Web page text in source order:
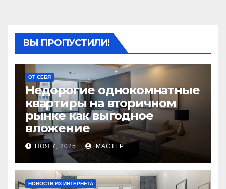
ВЫ ПРОПУСТИЛИ!
ОТ СЕБЯ
Недорогие однокомнатные
квартиры на вторичном
рынке как выгодное
вложение
НОЯ 7, 2025 МАСТЕР
НОВОСТИ ИЗ ИНТЕРНЕТА